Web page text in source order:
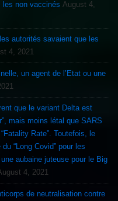
les non vaccinés August 4,
autorités savaient que les
4, 2021
un agent de l’Etat ou une
que le variant Delta est
mais moins létal que SARS
Rate”. Toutefois, le
“Long Covid” pour les
aubaine juteuse pour le Big
4, 2021
de neutralisation contre